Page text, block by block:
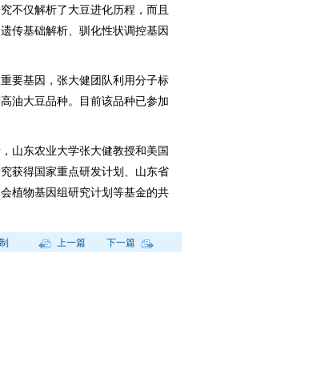
不仅解析了大豆进化历程，而且
传基础解析、驯化性状调控基因
基因，张大健团队利用分子标
油大豆品种。目前该品种已参加
东农业大学张大健教授和美国
获得国家重点研发计划、山东省
植物基因组研究计划等基金的共
上一篇 下一篇